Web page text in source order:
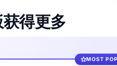
得更多
MOST